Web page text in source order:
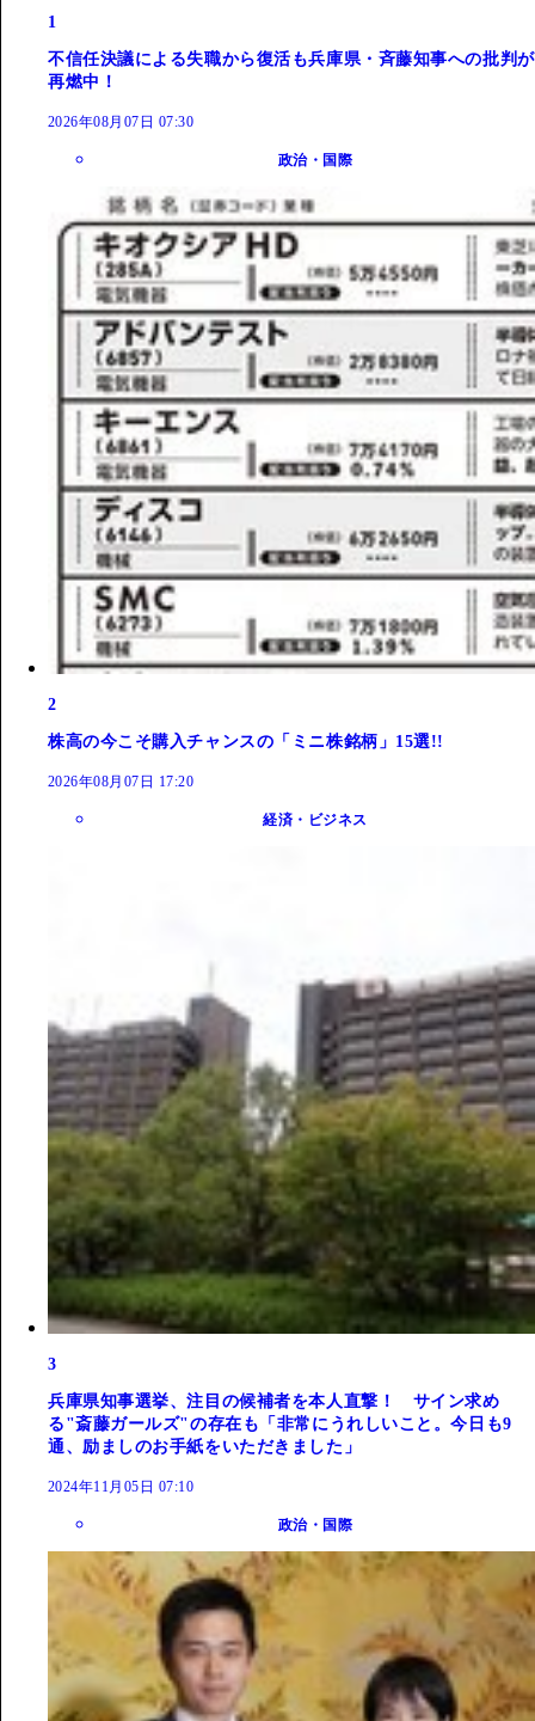
1
不信任決議による失職から復活も兵庫県・斉藤知事への批判が
再燃中！
2026年08月07日 07:30
政治・国際
2
株高の今こそ購入チャンスの「ミニ株銘柄」15選!!
2026年08月07日 17:20
経済・ビジネス
3
兵庫県知事選挙、注目の候補者を本人直撃！ サイン求め
る"斎藤ガールズ"の存在も「非常にうれしいこと。今日も9
通、励ましのお手紙をいただきました」
2024年11月05日 07:10
政治・国際